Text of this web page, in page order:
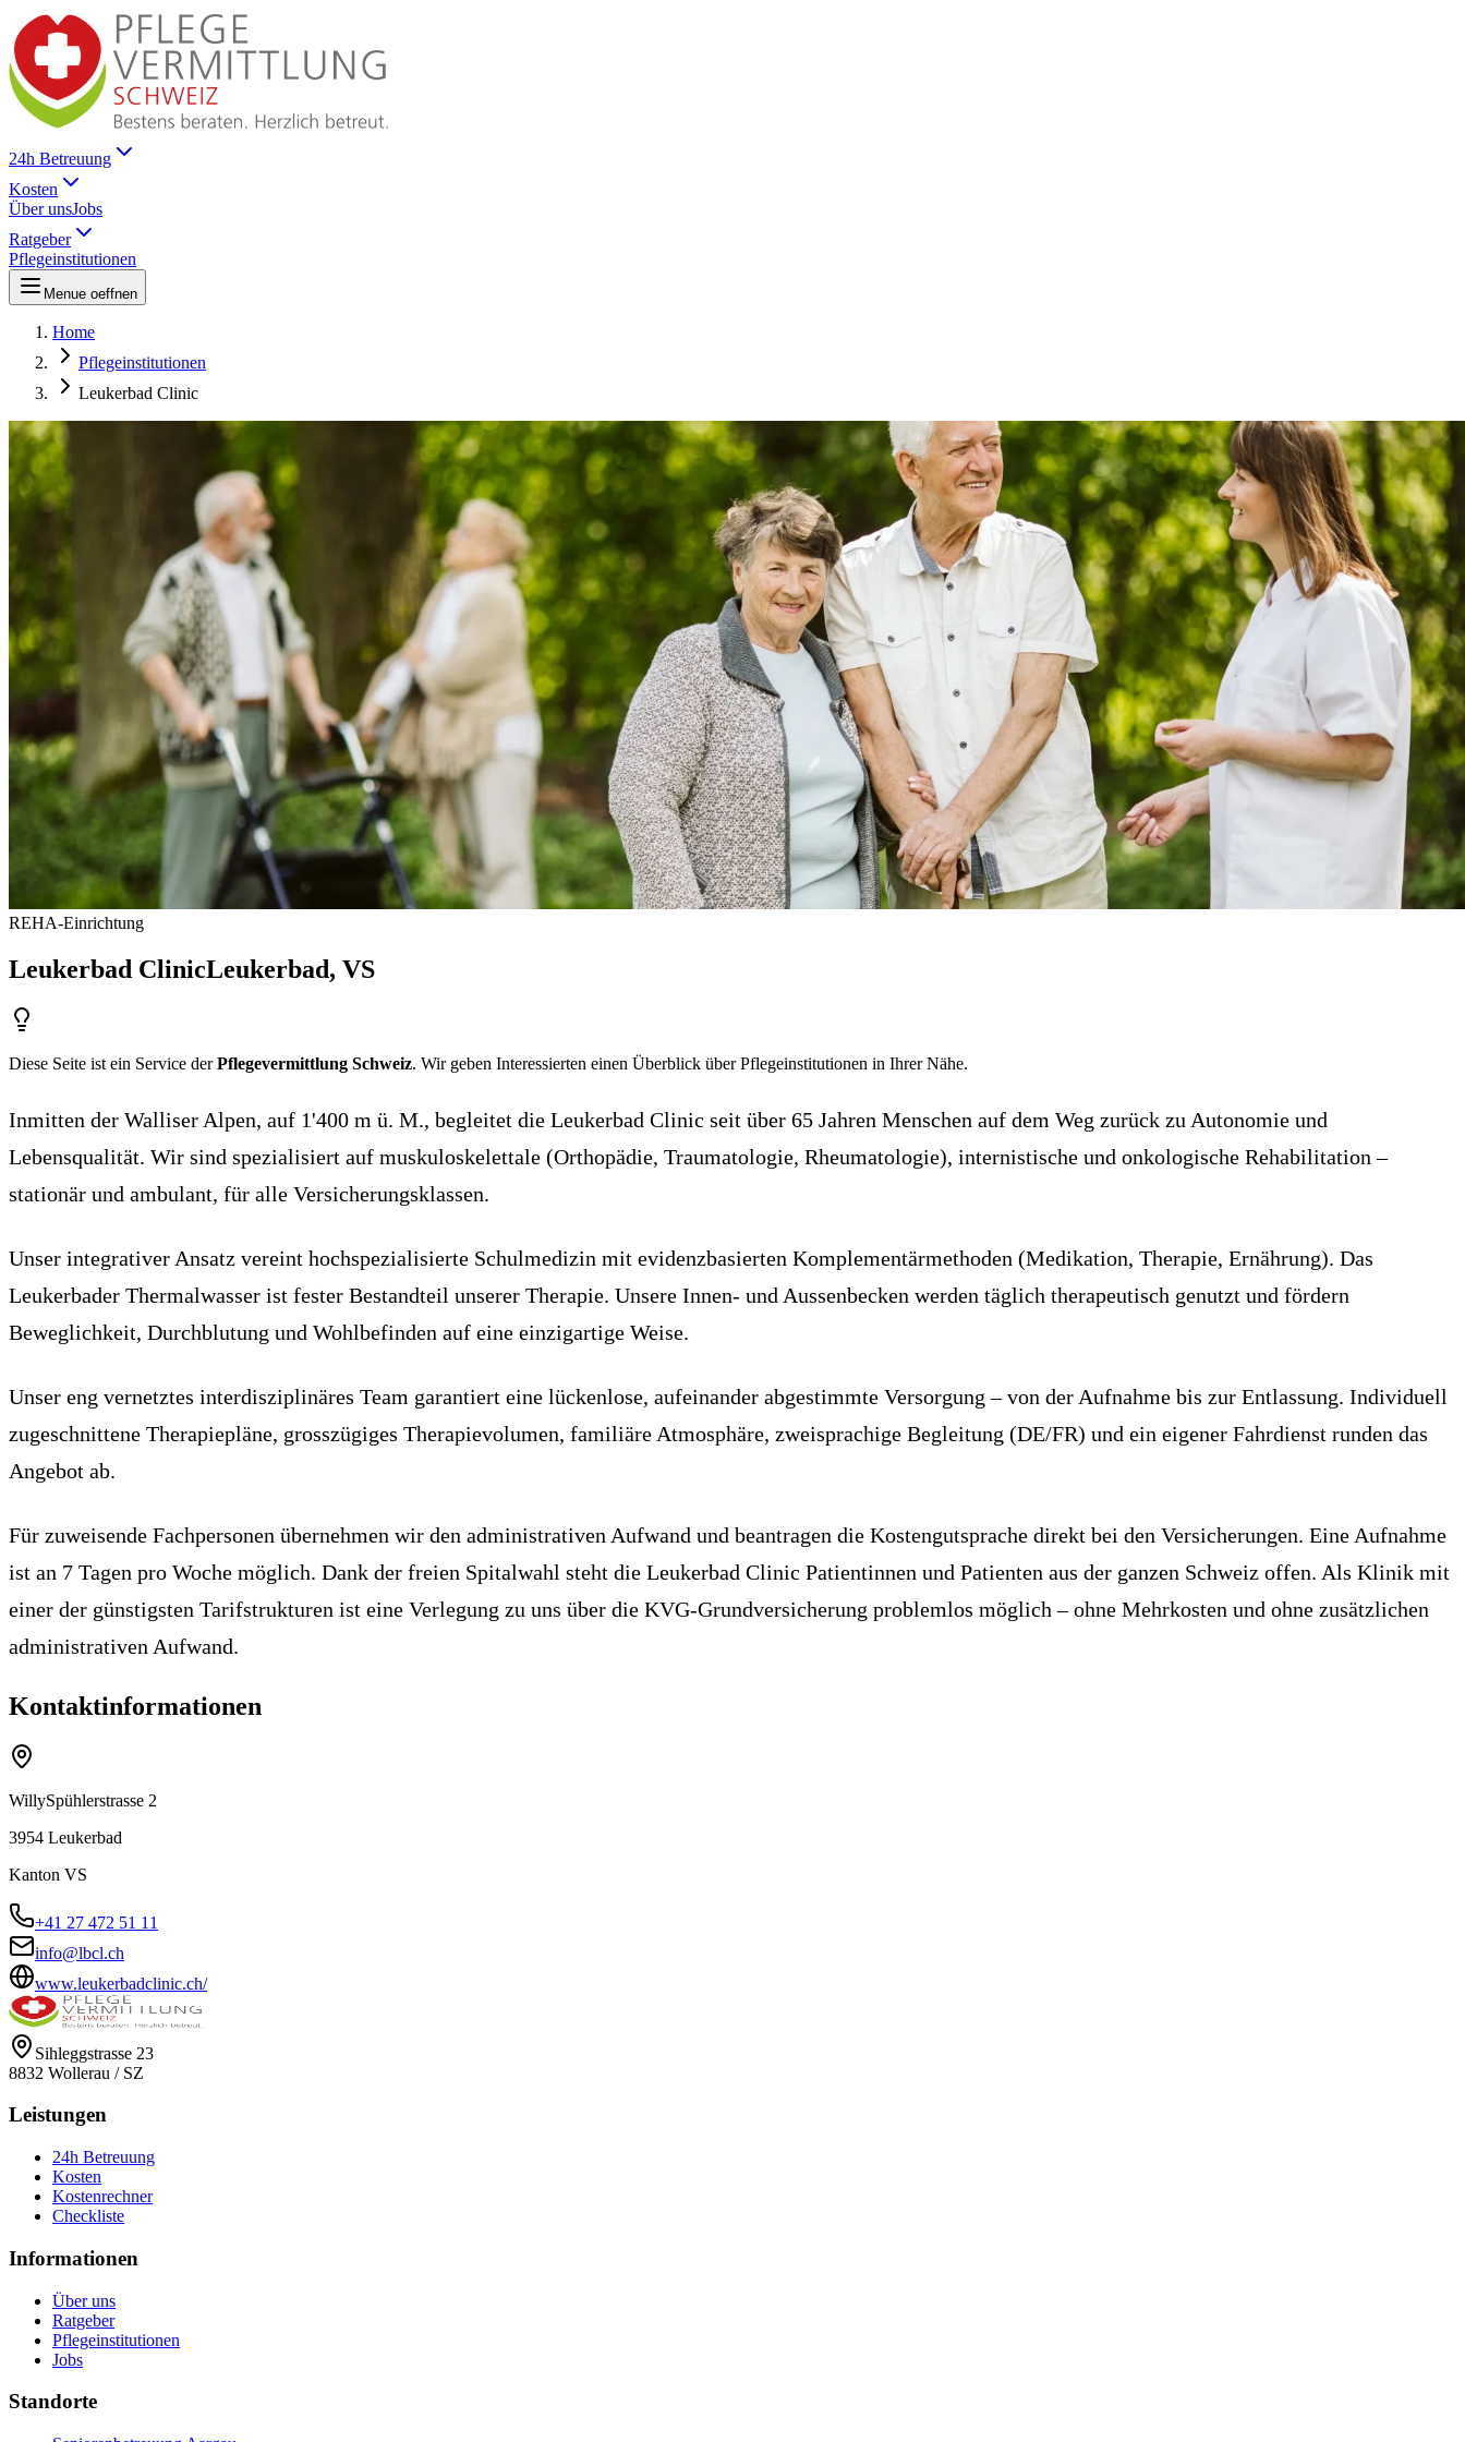
24h Betreuung
Kosten
Über unsJobs
Ratgeber
Pflegeinstitutionen
Menue oeffnen
Home
Pflegeinstitutionen
Leukerbad Clinic
REHA-Einrichtung
Leukerbad ClinicLeukerbad, VS
Diese Seite ist ein Service derPflegevermittlung Schweiz. Wir geben Interessierten einen Überblick über Pflegeinstitutionen in Ihrer Nähe.
Inmitten der Walliser Alpen, auf 1'400 m ü. M., begleitet die Leukerbad Clinic seit über 65 Jahren Menschen auf dem Weg zurück zu Autonomie und
Lebensqualität. Wir sind spezialisiert auf muskuloskelettale (Orthopädie, Traumatologie, Rheumatologie), internistische und onkologische Rehabilitation –
stationär und ambulant, für alle Versicherungsklassen.
Unser integrativer Ansatz vereint hochspezialisierte Schulmedizin mit evidenzbasierten Komplementärmethoden (Medikation, Therapie, Ernährung). Das
Leukerbader Thermalwasser ist fester Bestandteil unserer Therapie. Unsere Innen- und Aussenbecken werden täglich therapeutisch genutzt und fördern
Beweglichkeit, Durchblutung und Wohlbefinden auf eine einzigartige Weise.
Unser eng vernetztes interdisziplinäres Team garantiert eine lückenlose, aufeinander abgestimmte Versorgung – von der Aufnahme bis zur Entlassung. Individuell
zugeschnittene Therapiepläne, grosszügiges Therapievolumen, familiäre Atmosphäre, zweisprachige Begleitung (DE/FR) und ein eigener Fahrdienst runden das
Angebot ab.
Für zuweisende Fachpersonen übernehmen wir den administrativen Aufwand und beantragen die Kostengutsprache direkt bei den Versicherungen. Eine Aufnahme
ist an 7 Tagen pro Woche möglich. Dank der freien Spitalwahl steht die Leukerbad Clinic Patientinnen und Patienten aus der ganzen Schweiz offen. Als Klinik mit
einer der günstigsten Tarifstrukturen ist eine Verlegung zu uns über die KVG-Grundversicherung problemlos möglich – ohne Mehrkosten und ohne zusätzlichen
administrativen Aufwand.
Kontaktinformationen
Willy­Spühlerstrasse 2
3954 Leukerbad
Kanton VS
+41 27 472 51 11
info@lbcl.ch
www.leukerbadclinic.ch/
Sihleggstrasse 23
8832 Wollerau / SZ
Leistungen
24h Betreuung
Kosten
Kostenrechner
Checkliste
Informationen
Über uns
Ratgeber
Pflegeinstitutionen
Jobs
Standorte